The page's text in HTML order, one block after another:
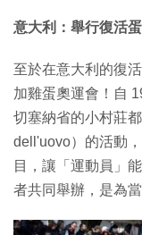
意大利：舉行復活
至於在意大利的復
加雞蛋奧運會！自
切塞納省的小村莊
dell'uovo）的活動
目，讓「運動員」
者共同舉辦，是為